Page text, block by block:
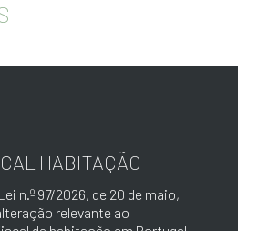
HABITAÇÃO
n.º 97/2026, de 20 de maio,
relevante ao